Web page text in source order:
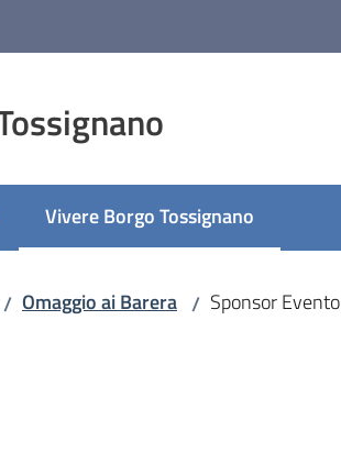
Vivere Borgo Tossignano
Menu selezionato
/ Omaggio ai Barera / Sponsor Evento